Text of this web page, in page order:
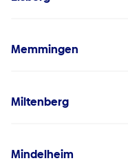
Memmingen
Miltenberg
Mindelheim